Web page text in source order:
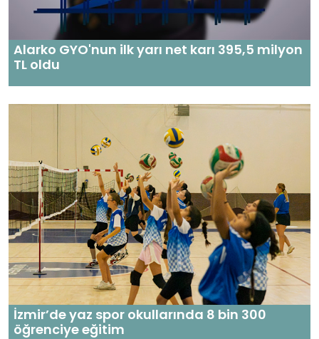
Alarko GYO'nun ilk yarı net karı 395,5 milyon
TL oldu
İzmir’de yaz spor okullarında 8 bin 300
öğrenciye eğitim